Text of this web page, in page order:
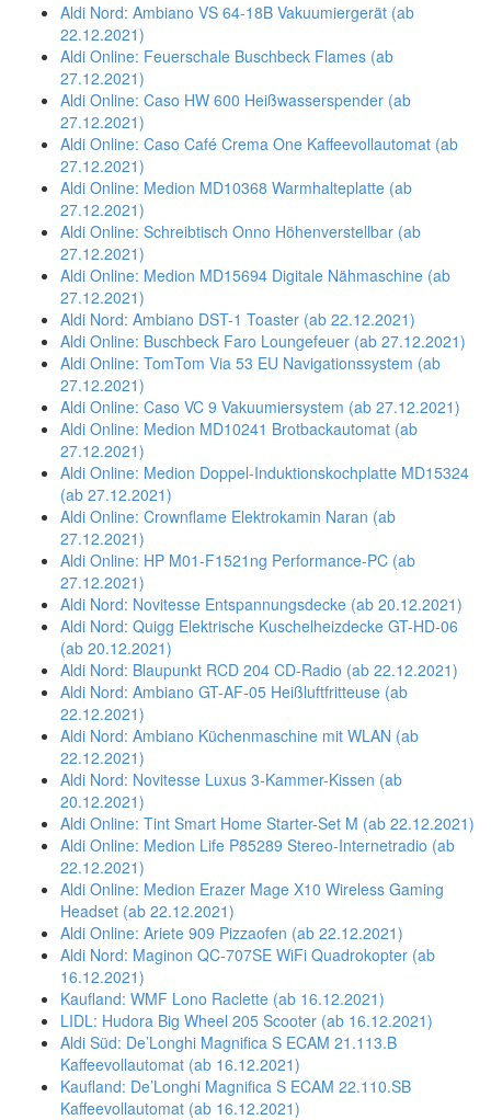
Aldi Nord: Ambiano VS 64-18B Vakuumiergerät (ab
22.12.2021)
Aldi Online: Feuerschale Buschbeck Flames (ab
27.12.2021)
Aldi Online: Caso HW 600 Heißwasserspender (ab
27.12.2021)
Aldi Online: Caso Café Crema One Kaffeevollautomat (ab
27.12.2021)
Aldi Online: Medion MD10368 Warmhalteplatte (ab
27.12.2021)
Aldi Online: Schreibtisch Onno Höhenverstellbar (ab
27.12.2021)
Aldi Online: Medion MD15694 Digitale Nähmaschine (ab
27.12.2021)
Aldi Nord: Ambiano DST-1 Toaster (ab 22.12.2021)
Aldi Online: Buschbeck Faro Loungefeuer (ab 27.12.2021)
Aldi Online: TomTom Via 53 EU Navigationssystem (ab
27.12.2021)
Aldi Online: Caso VC 9 Vakuumiersystem (ab 27.12.2021)
Aldi Online: Medion MD10241 Brotbackautomat (ab
27.12.2021)
Aldi Online: Medion Doppel-Induktionskochplatte MD15324
(ab 27.12.2021)
Aldi Online: Crownflame Elektrokamin Naran (ab
27.12.2021)
Aldi Online: HP M01-F1521ng Performance-PC (ab
27.12.2021)
Aldi Nord: Novitesse Entspannungsdecke (ab 20.12.2021)
Aldi Nord: Quigg Elektrische Kuschelheizdecke GT-HD-06
(ab 20.12.2021)
Aldi Nord: Blaupunkt RCD 204 CD-Radio (ab 22.12.2021)
Aldi Nord: Ambiano GT-AF-05 Heißluftfritteuse (ab
22.12.2021)
Aldi Nord: Ambiano Küchenmaschine mit WLAN (ab
22.12.2021)
Aldi Nord: Novitesse Luxus 3-Kammer-Kissen (ab
20.12.2021)
Aldi Online: Tint Smart Home Starter-Set M (ab 22.12.2021)
Aldi Online: Medion Life P85289 Stereo-Internetradio (ab
22.12.2021)
Aldi Online: Medion Erazer Mage X10 Wireless Gaming
Headset (ab 22.12.2021)
Aldi Online: Ariete 909 Pizzaofen (ab 22.12.2021)
Aldi Nord: Maginon QC-707SE WiFi Quadrokopter (ab
16.12.2021)
Kaufland: WMF Lono Raclette (ab 16.12.2021)
LIDL: Hudora Big Wheel 205 Scooter (ab 16.12.2021)
Aldi Süd: De’Longhi Magnifica S ECAM 21.113.B
Kaffeevollautomat (ab 16.12.2021)
Kaufland: De’Longhi Magnifica S ECAM 22.110.SB
Kaffeevollautomat (ab 16.12.2021)